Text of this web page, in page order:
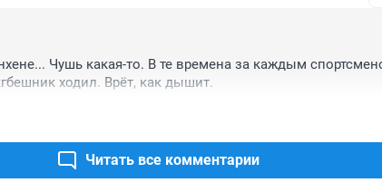
Чушь какая-то. В те времена за каждым
ходил. Врёт, как дышит.
Читать все комментарии